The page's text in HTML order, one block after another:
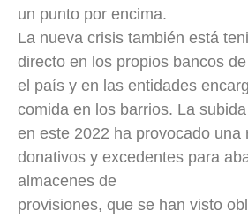
un punto por encima.
La nueva crisis también está
directo en los propios bancos
el país y en las entidades
comida en los barrios. La
en este 2022 ha provocado una
donativos y excedentes para
almacenes de
provisiones, que se han visto